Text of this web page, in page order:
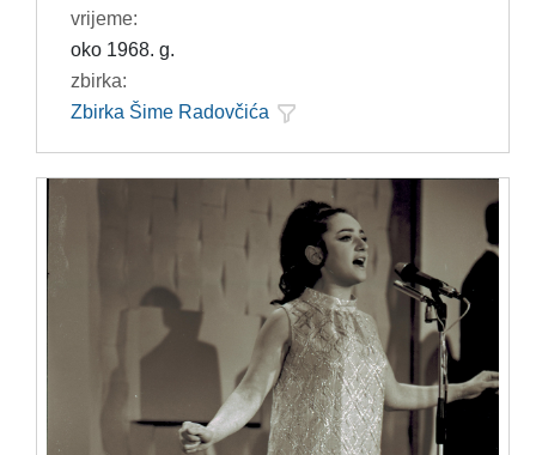
vrijeme:
oko 1968. g.
zbirka:
Zbirka Šime Radovčića